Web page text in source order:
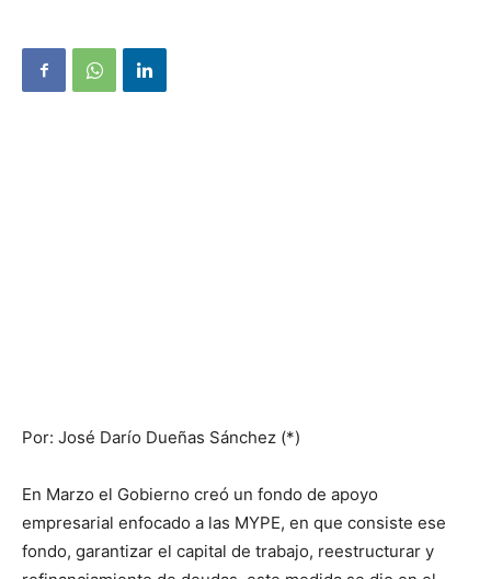
Por: José Darío Dueñas Sánchez (*)
En Marzo el Gobierno creó un fondo de apoyo
empresarial enfocado a las MYPE, en que consiste ese
fondo, garantizar el capital de trabajo, reestructurar y